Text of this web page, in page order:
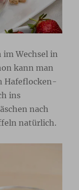
im Wechsel in
kann man
Hafeflocken-
ins
nach
natürlich.